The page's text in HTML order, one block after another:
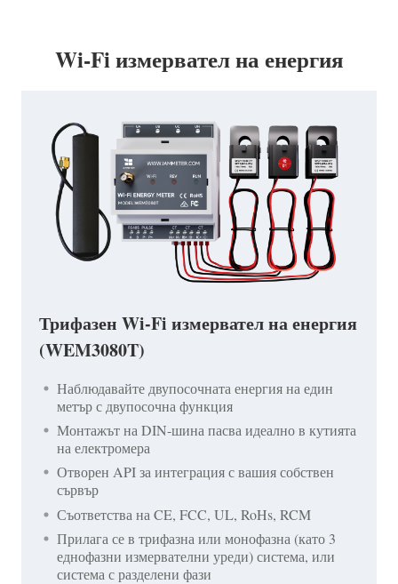
Wi-Fi измервател на енергия
Трифазен Wi-Fi измервател на енергия
(WEM3080T)
Наблюдавайте двупосочната енергия на един
метър с двупосочна функция
Монтажът на DIN-шина пасва идеално в кутията
на електромера
Отворен API за интеграция с вашия собствен
сървър
Съответства на CE, FCC, UL, RoHs, RCM
Прилага се в трифазна или монофазна (като 3
еднофазни измервателни уреди) система, или
система с разделени фази